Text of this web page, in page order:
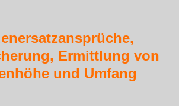
Ermittlung von
und Umfang